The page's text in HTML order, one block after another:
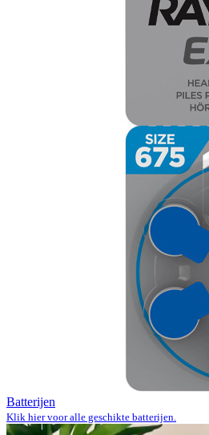
Batterijen
Klik hier voor alle geschikte batterijen.